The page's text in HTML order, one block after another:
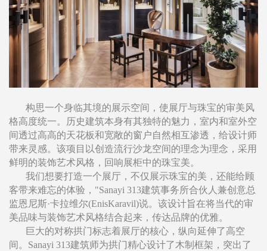
构思一个身临其境的展示空间，使展厅与珠宝的审美风
格高度统一。历史建筑本身有其独特的魅力，室内和室外空
间透过高高的天花板和宽敞的窗户自然相互渗透，给设计师
带来灵感。该项目以创造流行沙龙空间的理念为理念，采用
鲜明的装饰艺术风格，回响展柜中的珠宝美。
我们想要打造一个展厅，不仅展示珠宝的美，还能给顾
客带来难忘的体验，"Sanayi 313建筑事务所合伙人兼创意总
监恩尼斯·卡拉维尔(EnisKaravil)说。该设计旨在将当代的审
美品味与装饰艺术风格结合起来，传达品牌的优雅。
巨大的对称拱门标志着展厅的核心，纵向延伸了高空
间。Sanayi 313建筑师为拱门精心设计了木制框架，突出了